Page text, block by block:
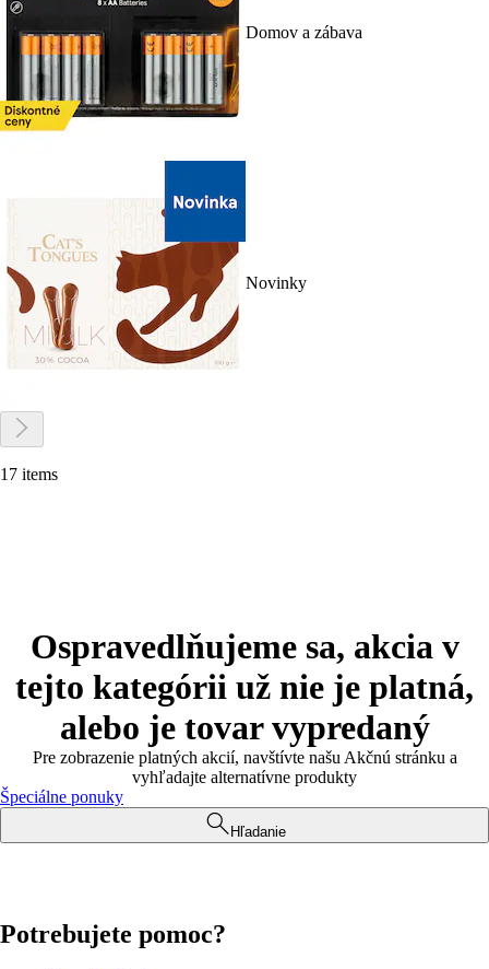
Domov a zábava
Novinky
17 items
Ospravedlňujeme sa, akcia v
tejto kategórii už nie je platná,
alebo je tovar vypredaný
Pre zobrazenie platných akcií, navštívte našu Akčnú stránku a
vyhľadajte alternatívne produkty
Špeciálne ponuky
Hľadanie
Potrebujete pomoc?